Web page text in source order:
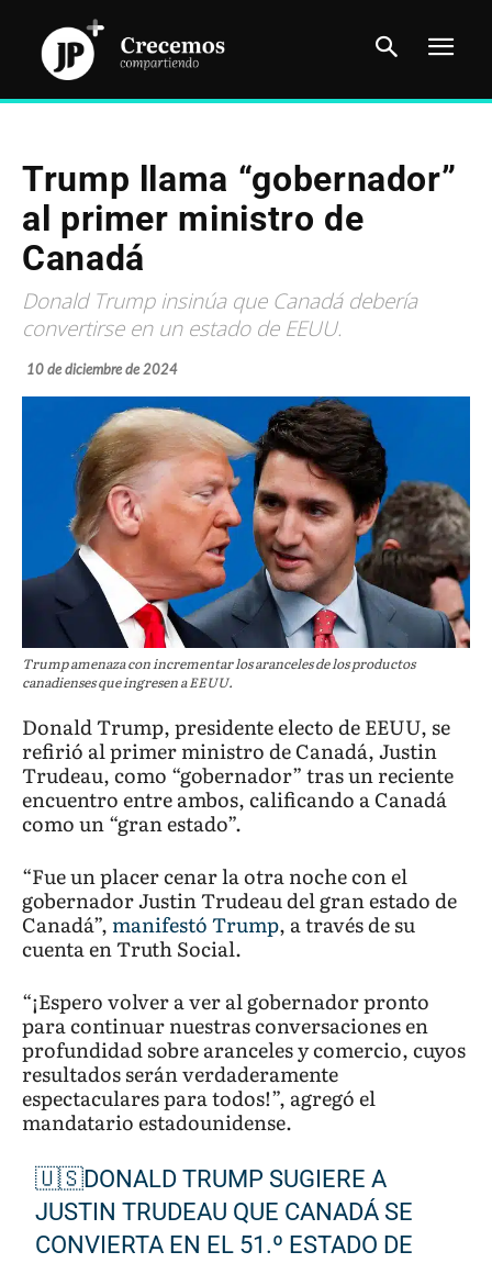
Trump llama “gobernador”
al primer ministro de
Canadá
Donald Trump insinúa que Canadá debería
convertirse en un estado de EEUU.
10 de diciembre de 2024
Trump amenaza con incrementar los aranceles de los productos
canadienses que ingresen a EEUU.
Donald Trump, presidente electo de EEUU, se
refirió al primer ministro de Canadá, Justin
Trudeau, como “gobernador” tras un reciente
encuentro entre ambos, calificando a Canadá
como un “gran estado”.
“Fue un placer cenar la otra noche con el
gobernador Justin Trudeau del gran estado de
Canadá”,manifestó Trump, a través de su
cuenta en Truth Social.
“¡Espero volver a ver al gobernador pronto
para continuar nuestras conversaciones en
profundidad sobre aranceles y comercio, cuyos
resultados serán verdaderamente
espectaculares para todos!”, agregó el
mandatario estadounidense.
🇺🇸DONALD TRUMP SUGIERE A
JUSTIN TRUDEAU QUE CANADÁ SE
CONVIERTA EN EL 51.º ESTADO DE